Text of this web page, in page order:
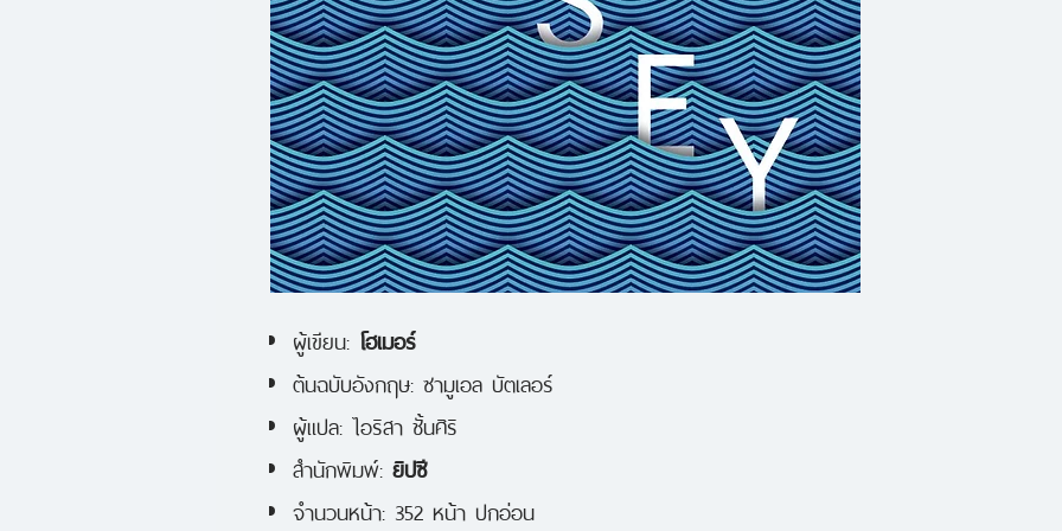
ผู้เขียน: โฮเมอร์
ต้นฉบับอังกฤษ: ซามูเอล บัตเลอร์
ผู้แปล: ไอริสา ชั้นศิริ
สำนักพิมพ์: ยิปซี
จำนวนหน้า: 352 หน้า ปกอ่อน